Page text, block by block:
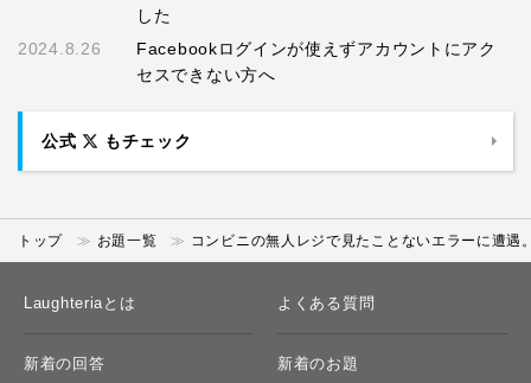
した
2024.8.26
Facebookログインが使えずアカウントにアク
セスできない方へ
公式 もチェック
トップ お題一覧 コンビニの無人レジで見たことないエラーに遭遇
Laughteriaとは よくある質問
新着の回答 新着のお題